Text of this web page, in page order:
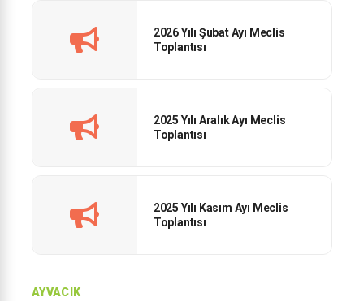
2026 Yılı Şubat Ayı Meclis
Toplantısı
2025 Yılı Aralık Ayı Meclis
Toplantısı
2025 Yılı Kasım Ayı Meclis
Toplantısı
AYVACIK